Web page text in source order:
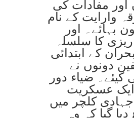
اور مفادات کی
وارایت کے نام
بہائے۔ اور
کا سلسلہ
کے ابتدائی
دونوں نے
کیئے۔ ضیاء دور
ایک عسکریت
کلچر میں
گیا کہ وہ